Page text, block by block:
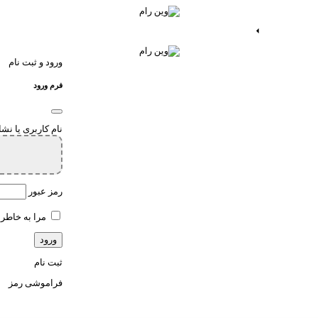
ورود و ثبت نام
فرم ورود
نام کاربری یا
رمز عبور
مرا به
ثبت نام
فراموشی رمز